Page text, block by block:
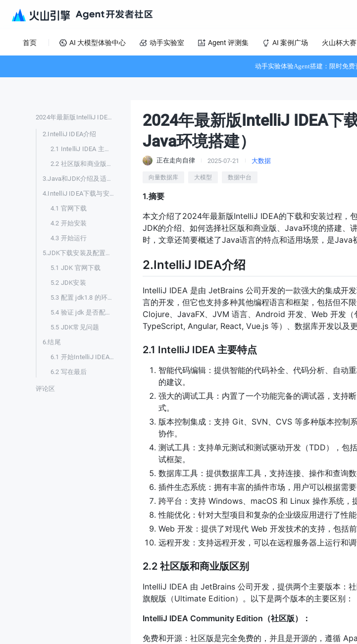
首页 AI 大模型体验中心 动手实验室 Agent 评测集 AI 案例广场 火山杯大赛
动手实验体验Agent搭建：限时免费
2024年最新版IntelliJ IDEA下载安装过程（含Java环境搭建）
2.IntelliJ IDEA介绍
2.1 IntelliJ IDEA 主要特点
2.2 社区版和商业版区别
3.Java和JDK介绍及适用场景
4.IntelliJ IDEA下载与安装
4.1 官网下载
4.2 开始安装
4.3 开始运行
5.JDK下载安装及配置【本地】
5.1 JDK 官网下载
5.2 JDK安装
5.3 配置 jdk1.8 的环境变量
5.4 验证 jdk 是否配置成功
5.5 JDK常见问题
6.结尾
6.1 开始IntelliJ IDEA编程之旅
6.2 写在最后
评论区
2024年最新版IntelliJ IDEA下
Java环境搭建）
正在走向自律 2025-07-21 大数据
向量数据库 大模型 数据中台
1.摘要
本文介绍了2024年最新版IntelliJ IDEA的下载和安装过程，
JDK的介绍、如何选择社区版和商业版、Java环境的搭建、
时，文章还简要概述了Java语言的特点和适用场景，是Java
2.IntelliJ IDEA介绍
IntelliJ IDEA 是由 JetBrains 公司开发的一款强大的集成开
言的开发，但它也支持多种其他编程语言和框架，包括但不
Clojure、JavaFX、JVM 语言、Android 开发、Web 开发
TypeScript, Angular, React, Vue.js 等）、数据库开发以及更
2.1 IntelliJ IDEA 主要特点
智能代码编辑：提供智能的代码补全、代码分析、自动
的建议。
强大的调试工具：内置了一个功能完备的调试器，支持
式。
版本控制集成：支持 Git、SVN、CVS 等多种版本控制
协作。
测试工具：支持单元测试和测试驱动开发（TDD），包
试框架。
数据库工具：提供数据库工具，支持连接、操作和查询
插件生态系统：拥有丰富的插件市场，用户可以根据需
跨平台：支持 Windows、macOS 和 Linux 操作系统，
性能优化：针对大型项目和复杂的企业级应用进行了性
Web 开发：提供了对现代 Web 开发技术的支持，包括前
远程开发：支持远程开发，可以在远程服务器上运行和调
2.2 社区版和商业版区别
IntelliJ IDEA 由 JetBrains 公司开发，提供两个主要版本：
旗舰版（Ultimate Edition）。以下是两个版本的主要区别：
IntelliJ IDEA Community Edition（社区版）：
免费和开源：社区版是完全免费的，并且是开源的，遵循